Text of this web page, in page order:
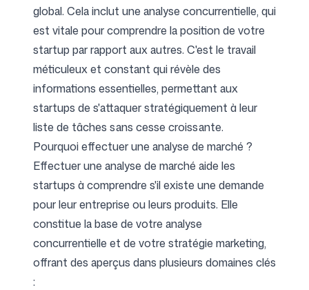
Suivez-nous
global. Cela inclut une analyse concurrentielle, qui
est vitale pour comprendre la position de votre
startup par rapport aux autres. C'est le travail
méticuleux et constant qui révèle des
informations essentielles, permettant aux
startups de s'attaquer stratégiquement à leur
liste de tâches sans cesse croissante.
Pourquoi effectuer une analyse de marché ?
Effectuer une analyse de marché aide les
startups à comprendre s'il existe une demande
pour leur entreprise ou leurs produits. Elle
constitue la base de votre analyse
concurrentielle et de votre stratégie marketing,
offrant des aperçus dans plusieurs domaines clés
: